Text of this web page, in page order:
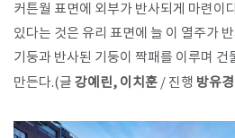
커튼월 표면에 외부가 반사되게 마련이
있다는 것은 유리 표면에 늘 이 열주가
기둥과 반사된 기둥이 짝패를 이루며 건
만든다.(글 강예린, 이치훈 / 진행 방유경